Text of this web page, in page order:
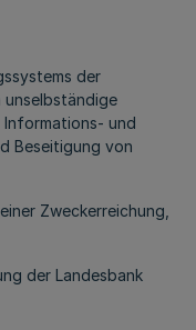
der
unselbständige
und
Beseitigung von
Zweckerreichung,
der Landesbank